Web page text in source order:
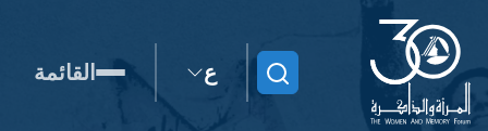
ابحث ع القائمة